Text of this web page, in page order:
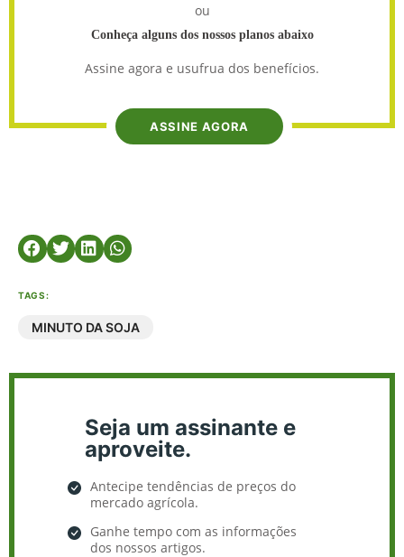
ou
Conheça alguns dos nossos planos abaixo
Assine agora e usufrua dos benefícios.
ASSINE AGORA
TAGS:
MINUTO DA SOJA
Seja um assinante e
aproveite.
Antecipe tendências de preços do
mercado agrícola.
Ganhe tempo com as informações
dos nossos artigos.